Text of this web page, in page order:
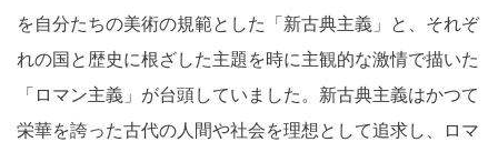
を自分たちの美術の規範とした「新古典主義」と、それぞ
れの国と歴史に根ざした主題を時に主観的な激情で描いた
「ロマン主義」が台頭していました。新古典主義はかつて
栄華を誇った古代の人間や社会を理想として追求し、ロマ